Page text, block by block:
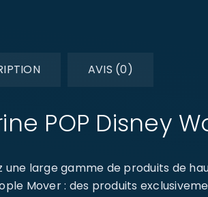
AVIS (0)
POP Disney
une large gamme de produits de
Mover : des produits